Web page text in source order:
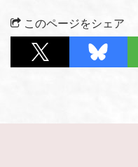
このページをシェア